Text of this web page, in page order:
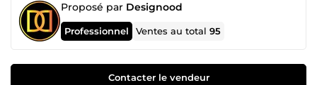
Proposé par Designood
Professionnel Ventes au total95
Contacter le vendeur